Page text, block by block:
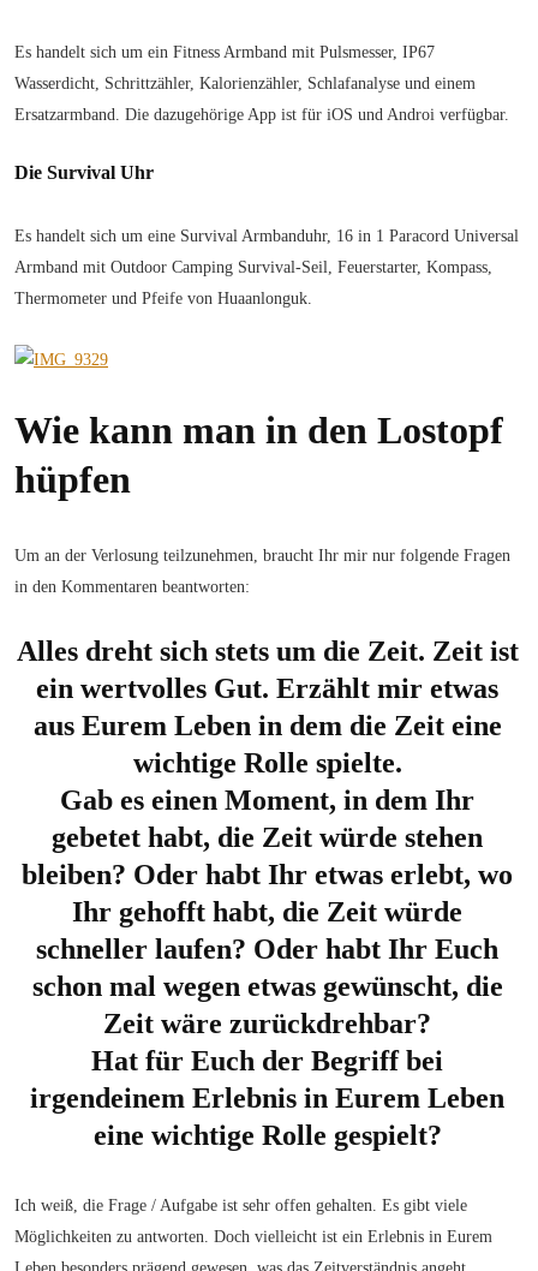
Es handelt sich um ein Fitness Armband mit Pulsmesser, IP67
Wasserdicht, Schrittzähler, Kalorienzähler, Schlafanalyse und einem
Ersatzarmband. Die dazugehörige App ist für iOS und Androi verfügbar.
Die Survival Uhr
Es handelt sich um eine Survival Armbanduhr, 16 in 1 Paracord Universal
Armband mit Outdoor Camping Survival-Seil, Feuerstarter, Kompass,
Thermometer und Pfeife von Huaanlonguk.
Wie kann man in den Lostopf
hüpfen
Um an der Verlosung teilzunehmen, braucht Ihr mir nur folgende Fragen
in den Kommentaren beantworten:
Alles dreht sich stets um die Zeit. Zeit ist
ein wertvolles Gut. Erzählt mir etwas
aus Eurem Leben in dem die Zeit eine
wichtige Rolle spielte.
Gab es einen Moment, in dem Ihr
gebetet habt, die Zeit würde stehen
bleiben? Oder habt Ihr etwas erlebt, wo
Ihr gehofft habt, die Zeit würde
schneller laufen? Oder habt Ihr Euch
schon mal wegen etwas gewünscht, die
Zeit wäre zurückdrehbar?
Hat für Euch der Begriff bei
irgendeinem Erlebnis in Eurem Leben
eine wichtige Rolle gespielt?
Ich weiß, die Frage / Aufgabe ist sehr offen gehalten. Es gibt viele
Möglichkeiten zu antworten. Doch vielleicht ist ein Erlebnis in Eurem